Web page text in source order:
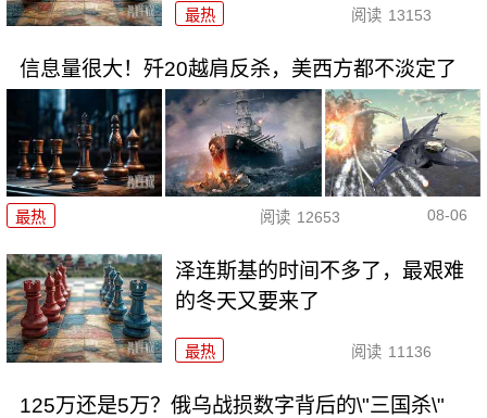
最热 阅读 13153
信息量很大！歼20越肩反杀，美西方都不淡定了
最热 阅读 12653 08-06
泽连斯基的时间不多了，最艰难
的冬天又要来了
最热 阅读 11136
125万还是5万？俄乌战损数字背后的\"三国杀\"